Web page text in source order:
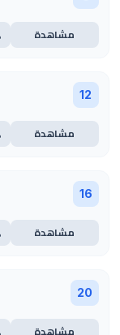
مشاهدة
12
مشاهدة
16
مشاهدة
20